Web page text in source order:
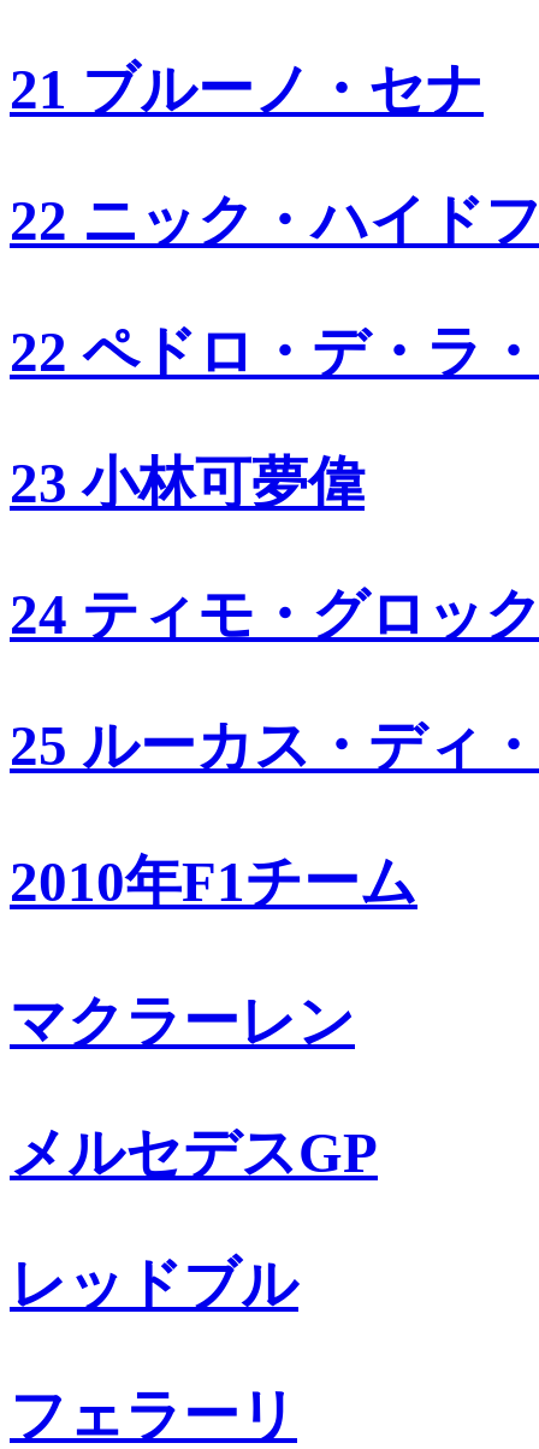
21 ブルーノ・セナ
22 ニック・ハイド
22 ペドロ・デ・ラ
23 小林可夢偉
24 ティモ・グロッ
25 ルーカス・ディ
2010年F1チーム
マクラーレン
メルセデスGP
レッドブル
フェラーリ